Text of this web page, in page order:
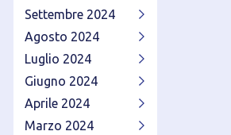
Settembre 2024
Agosto 2024
Luglio 2024
Giugno 2024
Aprile 2024
Marzo 2024